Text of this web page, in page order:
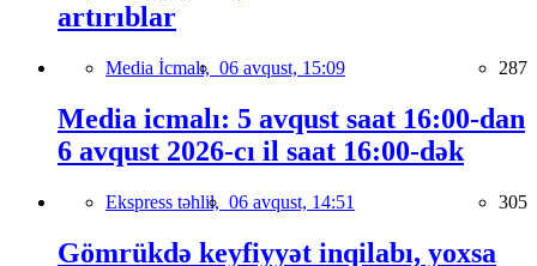
artırıblar
Media İcmalı, 06 avqust, 15:09 287
Media icmalı: 5 avqust saat 16:00-dan
6 avqust 2026-cı il saat 16:00-dək
Ekspress təhlil, 06 avqust, 14:51 305
Gömrükdə keyfiyyət inqilabı, yoxsa